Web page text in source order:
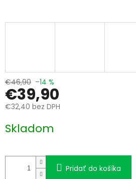
€46,90 –14 %
€39,90
€32,40 bez DPH
cena:
Skladom
Pridať do košíka